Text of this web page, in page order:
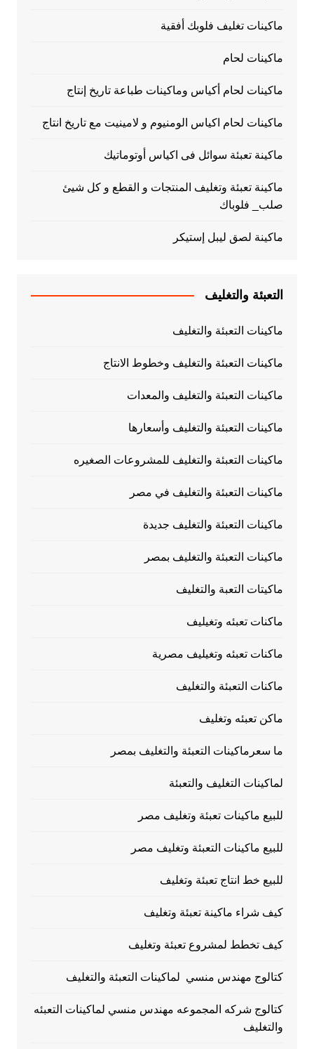
ماكينات تغليف فلوبك أفقية
ماكينات لحام
ماكينات لحام أكياس وماكينات طباعة تاريخ إنتاج
ماكينات لحام اكياس الومنيوم و لامينيت مع تاريخ انتاج
ماكينة تعبئة سوائل فى اكياس أوتوماتيك
ماكينة تعبئة وتغليف المنتجات و القطع و كل شيئ
صلب_ فلوباك
ماكينة لصق ليبل إستيكر
التعبئة والتغليف
ماكينات التعبئة والتغليف
ماكينات التعبئة والتغليف وخطوط الانتاج
ماكينات التعبئة والتغليف والمعدات
ماكينات التعبئة والتغليف وأسعارها
ماكينات التعبئة والتغليف للمشروعات الصغيره
ماكينات التعبئة والتغليف في مصر
ماكينات التعبئة والتغليف جديدة
ماكينات التعبئة والتغليف بمصر
ماكيتات التعبة والتغليف
ماكنات تعبئه وتغيليف
ماكنات تعبئه وتغيليف مصرية
ماكنات التعبئة والتغليف
ماكن تعبئه وتغليف
ما سعرماكينات التعبئة والتغليف بمصر
لماكينات التغليف والتعبئة
للبيع ماكينات تعبئة وتغليف مصر
للبيع ماكينات التعبئة وتغليف مصر
للبيع خط انتاج تعبئة وتغليف
كيف شراء ماكينة تعبئة وتغليف
كيف تخطط لمشروع تعبئة وتغليف
كتالوج مهندس منسي لماكينات التعبئة والتغليف
كتالوج شركه المجموعه مهندس منسي لماكينات التعبئه
والتغليف